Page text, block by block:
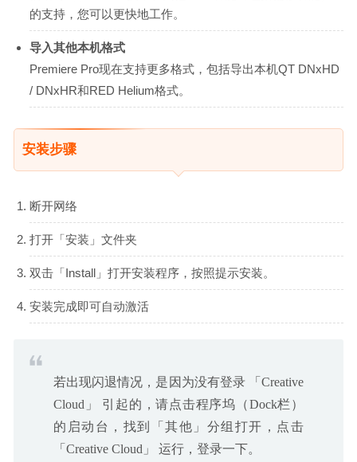
的支持，您可以更快地工作。
导入其他本机格式
Premiere Pro现在支持更多格式，包括导出本机QT DNxHD
/ DNxHR和RED Helium格式。
安装步骤
断开网络
打开「安装」文件夹
双击「Install」打开安装程序，按照提示安装。
安装完成即可自动激活
若出现闪退情况，是因为没有登录 「Creative
Cloud」 引起的，请点击程序坞（Dock栏）
的启动台，找到「其他」分组打开，点击
「Creative Cloud」 运行，登录一下。